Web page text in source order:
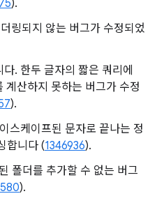
).
링되지 않는 버그가 수정되었
. 한두 글자의 짧은 쿼리에
계산하지 못하는 버그가 수정
).
스케이프된 문자로 끝나는 정
합니다 (1346936).
폴더를 추가할 수 없는 버그
).